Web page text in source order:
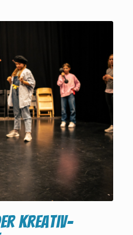
Kreativ-